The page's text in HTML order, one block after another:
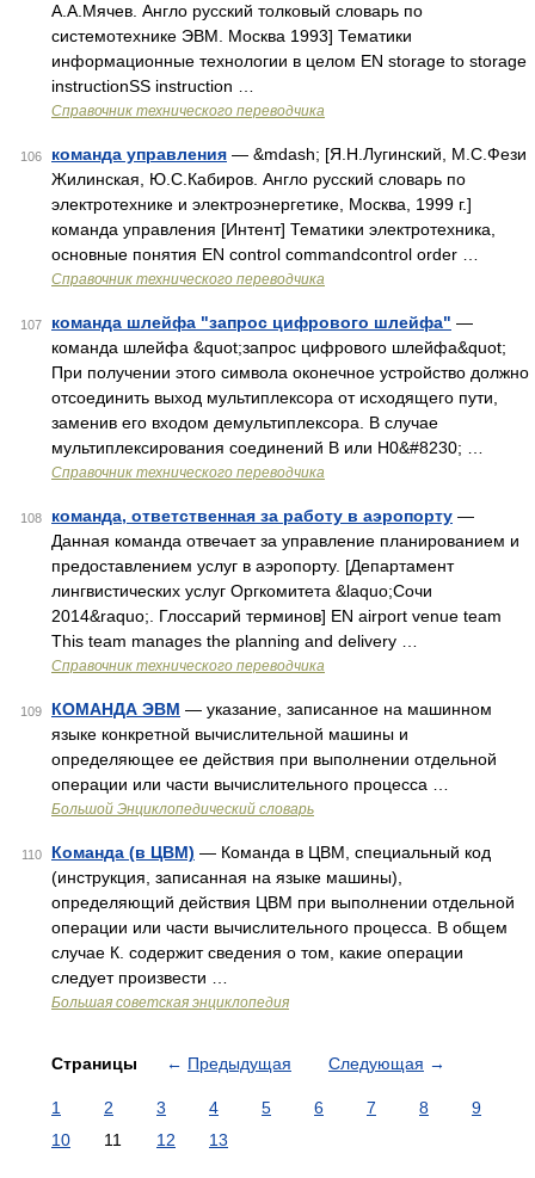
А.А.Мячев. Англо русский толковый словарь по
системотехнике ЭВМ. Москва 1993] Тематики
информационные технологии в целом EN storage to storage
instructionSS instruction …
Справочник технического переводчика
106 команда управления — &mdash; [Я.Н.Лугинский, М.С.Фези
Жилинская, Ю.С.Кабиров. Англо русский словарь по
электротехнике и электроэнергетике, Москва, 1999 г.]
команда управления [Интент] Тематики электротехника,
основные понятия EN control commandcontrol order …
Справочник технического переводчика
107 команда шлейфа "запрос цифрового шлейфа" —
команда шлейфа &quot;запрос цифрового шлейфа&quot;
При получении этого символа оконечное устройство должно
отсоединить выход мультиплексора от исходящего пути,
заменив его входом демультиплексора. В случае
мультиплексирования соединений B или H0&#8230; …
Справочник технического переводчика
108 команда, ответственная за работу в аэропорту —
Данная команда отвечает за управление планированием и
предоставлением услуг в аэропорту. [Департамент
лингвистических услуг Оргкомитета &laquo;Сочи
2014&raquo;. Глоссарий терминов] EN airport venue team
This team manages the planning and delivery …
Справочник технического переводчика
109 КОМАНДА ЭВМ — указание, записанное на машинном
языке конкретной вычислительной машины и
определяющее ее действия при выполнении отдельной
операции или части вычислительного процесса …
Большой Энциклопедический словарь
110 Команда (в ЦВМ) — Команда в ЦВМ, специальный код
(инструкция, записанная на языке машины),
определяющий действия ЦВМ при выполнении отдельной
операции или части вычислительного процесса. В общем
случае К. содержит сведения о том, какие операции
следует произвести …
Большая советская энциклопедия
Страницы ← Предыдущая Следующая →
1 2 3 4 5 6 7 8
9
10
11 12 13